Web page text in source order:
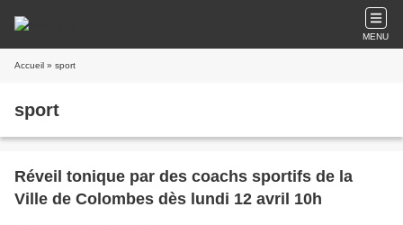
MENU
Accueil » sport
sport
Réveil tonique par des coachs sportifs de la
Ville de Colombes dès lundi 12 avril 10h